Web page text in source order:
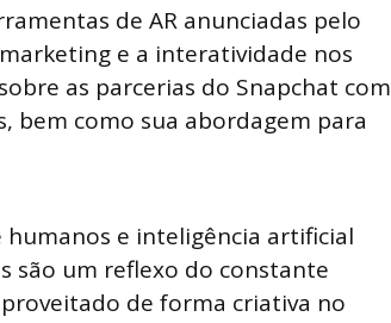
de AR anunciadas pelo
e a interatividade nos
as parcerias do Snapchat com
bem como sua abordagem para
e inteligência artificial
são um reflexo do constante
de forma criativa no